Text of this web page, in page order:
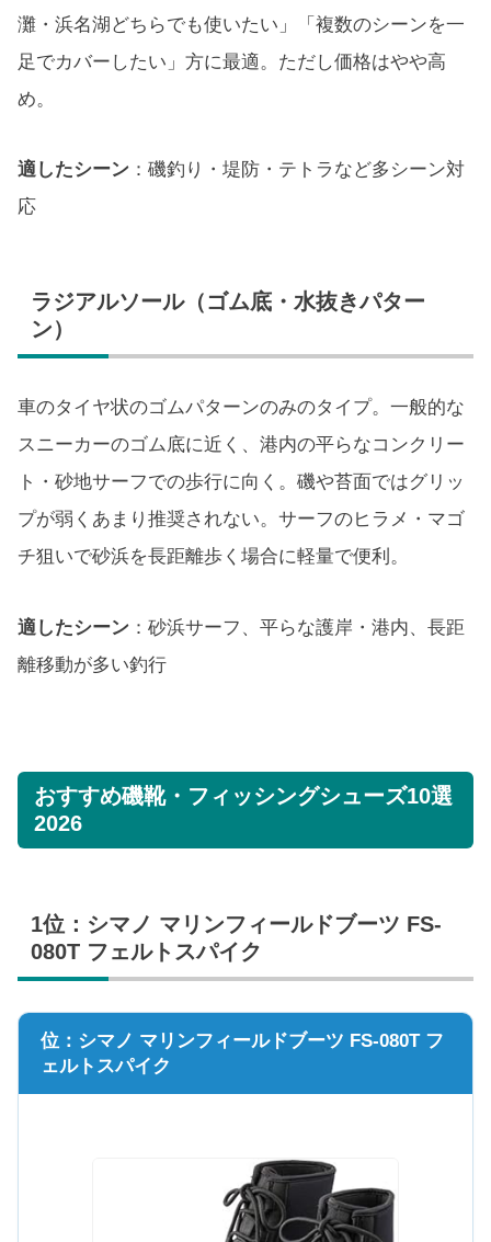
灘・浜名湖どちらでも使いたい」「複数のシーンを一
足でカバーしたい」方に最適。ただし価格はやや高
め。
適したシーン ：磯釣り・堤防・テトラなど多シーン対
応
ラジアルソール（ゴム底・水抜きパター
ン）
車のタイヤ状のゴムパターンのみのタイプ。一般的な
スニーカーのゴム底に近く、港内の平らなコンクリー
ト・砂地サーフでの歩行に向く。磯や苔面ではグリッ
プが弱くあまり推奨されない。サーフのヒラメ・マゴ
チ狙いで砂浜を長距離歩く場合に軽量で便利。
適したシーン ：砂浜サーフ、平らな護岸・港内、長距
離移動が多い釣行
おすすめ磯靴・フィッシングシューズ10選
2026
1位：シマノ マリンフィールドブーツ FS-
080T フェルトスパイク
位：シマノ マリンフィールドブーツ FS-080T フ
ェルトスパイク